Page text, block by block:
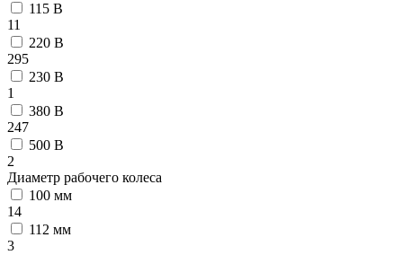
115 В
11
220 В
295
230 В
1
380 В
247
500 В
2
Диаметр рабочего колеса
100 мм
14
112 мм
3